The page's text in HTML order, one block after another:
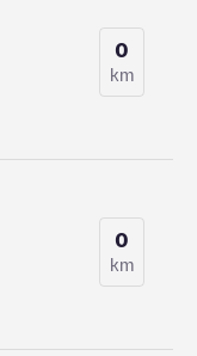
0
km
0
km